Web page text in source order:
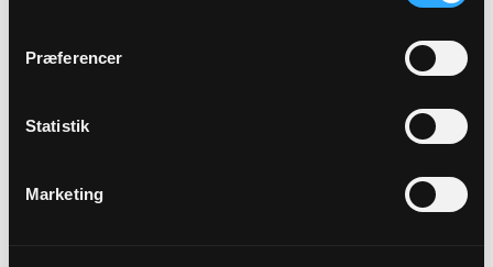
Præferencer
Statistik
Marketing